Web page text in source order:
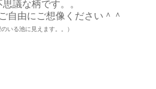
議な柄です。。
自由にご想像ください＾＾
のいる池に見えます。。）